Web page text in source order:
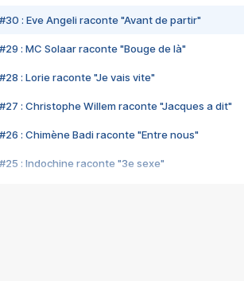
#30 : Eve Angeli raconte "Avant de partir"
#29 : MC Solaar raconte "Bouge de là"
#28 : Lorie raconte "Je vais vite"
#27 : Christophe Willem raconte "Jacques a dit"
#26 : Chimène Badi raconte "Entre nous"
#25 : Indochine raconte "3e sexe"